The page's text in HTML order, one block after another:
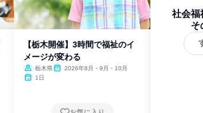
【栃木開催】3時間で福祉のイ
メージが変わる
栃木県
2026年8月・9月・10月
1日
社会福
そ